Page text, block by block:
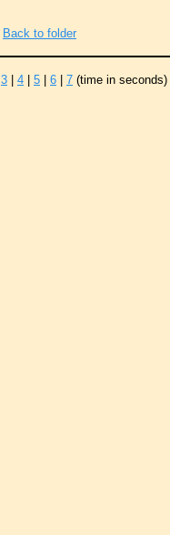
Back to folder
3 4 5 6 7 (time in seconds)